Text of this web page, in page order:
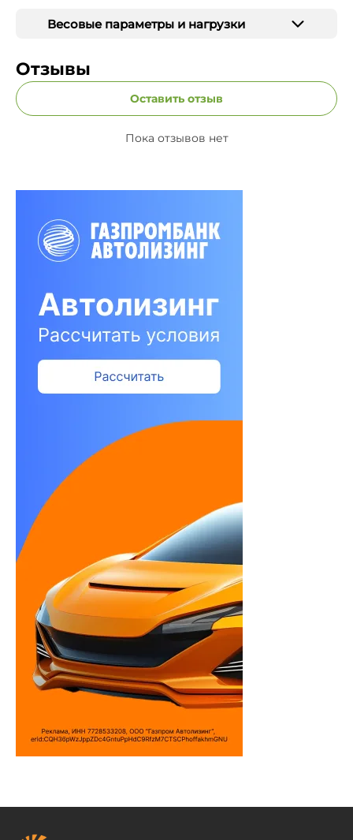
Весовые параметры и нагрузки
Отзывы
Оставить отзыв
Пока отзывов нет